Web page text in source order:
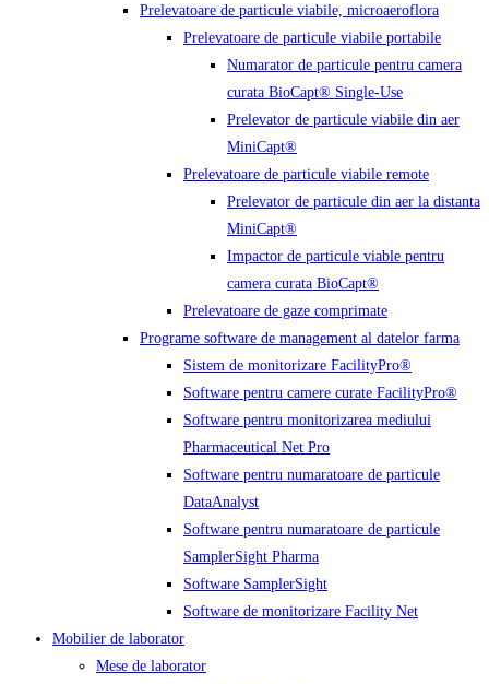
Prelevatoare de particule viabile, microaeroflora
Prelevatoare de particule viabile portabile
Numarator de particule pentru camera
curata BioCapt® Single-Use
Prelevator de particule viabile din aer
MiniCapt®
Prelevatoare de particule viabile remote
Prelevator de particule din aer la distanta
MiniCapt®
Impactor de particule viable pentru
camera curata BioCapt®
Prelevatoare de gaze comprimate
Programe software de management al datelor farma
Sistem de monitorizare FacilityPro®
Software pentru camere curate FacilityPro®
Software pentru monitorizarea mediului
Pharmaceutical Net Pro
Software pentru numaratoare de particule
DataAnalyst
Software pentru numaratoare de particule
SamplerSight Pharma
Software SamplerSight
Software de monitorizare Facility Net
Mobilier de laborator
Mese de laborator